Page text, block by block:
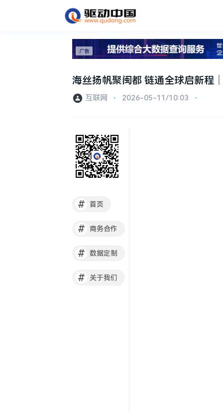
海丝扬帆聚闽都 链通全球启新程
互联网 ⋅ 2026-05-11/10:03 ⋅
# 首页
# 商务合作
# 数据定制
# 关于我们